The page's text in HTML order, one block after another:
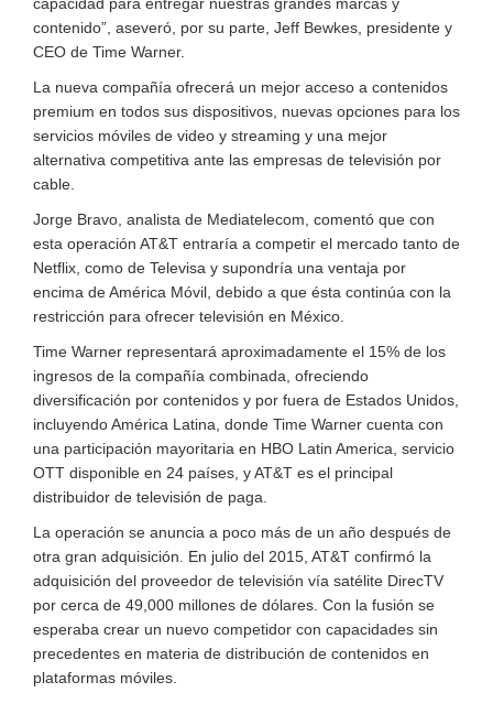
contenido”, aseveró, por su parte, Jeff Bewkes, presidente y
CEO de Time Warner.
La nueva compañía ofrecerá un mejor acceso a contenidos
premium en todos sus dispositivos, nuevas opciones para los
servicios móviles de video y streaming y una mejor
alternativa competitiva ante las empresas de televisión por
cable.
Jorge Bravo, analista de Mediatelecom, comentó que con
esta operación AT&T entraría a competir el mercado tanto de
Netflix, como de Televisa y supondría una ventaja por
encima de América Móvil, debido a que ésta continúa con la
restricción para ofrecer televisión en México.
Time Warner representará aproximadamente el 15% de los
ingresos de la compañía combinada, ofreciendo
diversificación por contenidos y por fuera de Estados Unidos,
incluyendo América Latina, donde Time Warner cuenta con
una participación mayoritaria en HBO Latin America, servicio
OTT disponible en 24 países, y AT&T es el principal
distribuidor de televisión de paga.
La operación se anuncia a poco más de un año después de
otra gran adquisición. En julio del 2015, AT&T confirmó la
adquisición del proveedor de televisión vía satélite DirecTV
por cerca de 49,000 millones de dólares. Con la fusión se
esperaba crear un nuevo competidor con capacidades sin
precedentes en materia de distribución de contenidos en
plataformas móviles.